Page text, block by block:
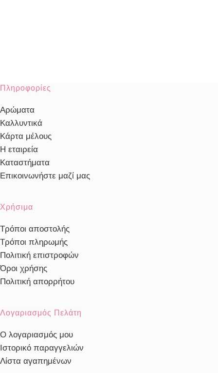
Πληροφορίες
Αρώματα
Καλλυντικά
Κάρτα μέλους
Η εταιρεία
Καταστήματα
Επικοινωνήστε μαζί μας
Χρήσιμα
Τρόποι αποστολής
Τρόποι πληρωμής
Πολιτική επιστροφών
Όροι χρήσης
Πολιτική απορρήτου
Λογαριασμός Πελάτη
Ο λογαριασμός μου
Ιστορικό παραγγελιών
Λίστα αγαπημένων